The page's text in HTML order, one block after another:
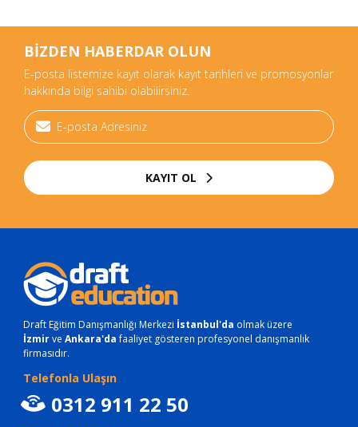
BİZDEN HABERDAR OLUN
E-posta listemize kayıt olarak kayıt tarihleri ve promosyonlar
hakkında bilgi sahibi olabilirsiniz.
KAYIT OL
Draft Eğitim Danışmanlığı Merkezi İstanbul'da olmak üzere
İzmirve Ankara'dafaaliyet gösteren profesyonel danışmanlık
firmasıdır.
Telefonla Ulaşın
0312 911 22 50